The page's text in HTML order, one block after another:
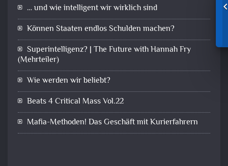
… und wie intelligent wir wirklich sind
Können Staaten endlos Schulden machen?
Superintelligenz? | The Future with Hannah Fry
(Mehrteiler)
Wie werden wir beliebt?
Beats 4 Critical Mass Vol.22
Mafia-Methoden! Das Geschäft mit Kurierfahrern